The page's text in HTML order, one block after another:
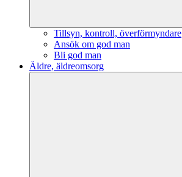
Tillsyn, kontroll, överförmyndare
Ansök om god man
Bli god man
Äldre, äldreomsorg